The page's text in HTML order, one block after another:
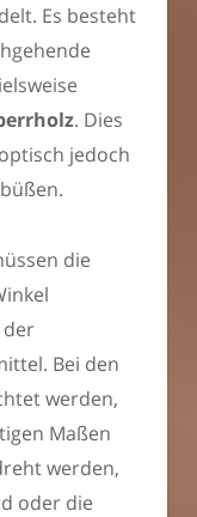
Es besteht
. Dies
jedoch
die
Bei den
werden,
Maßen
werden,
oder die